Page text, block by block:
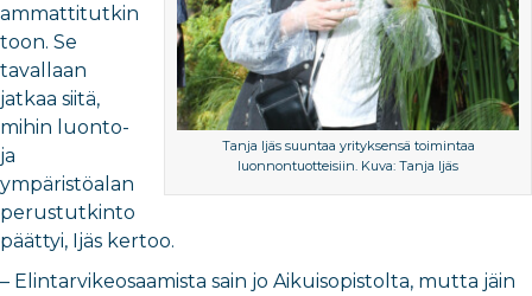
Tanja Ijäs suuntaa yrityksensä toimintaa
luonnontuotteisiin. Kuva: Tanja Ijäs
ammattitutkin
toon. Se
tavallaan
jatkaa siitä,
mihin luonto-
ja
ympäristöalan
perustutkinto
päättyi, Ijäs kertoo.
– Elintarvikeosaamista sain jo Aikuisopistolta, mutta jäin